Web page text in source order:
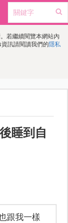
若繼續閱覽本網站內
訊請閱讀我們的隱私
睡到自
跟我一樣